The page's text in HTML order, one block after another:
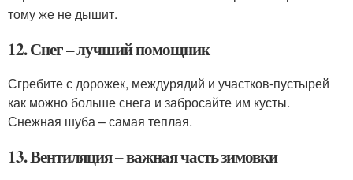
тому же не дышит.
12. Снег – лучший помощник
Сгребите с дорожек, междурядий и участков-пустырей
как можно больше снега и забросайте им кусты.
Снежная шуба – самая теплая.
13. Вентиляция – важная часть зимовки